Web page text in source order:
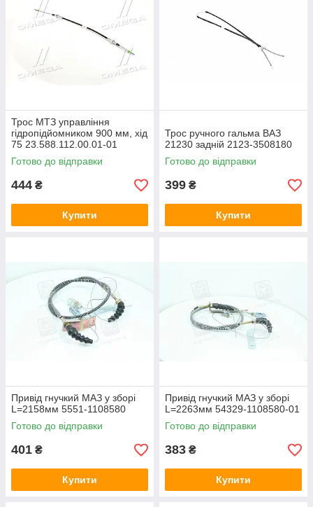
Трос МТЗ управління
гідропідйомником 900 мм, хід
75 23.588.112.00.01-01
Готово до відправки
444 ₴
Купити
Трос ручного гальма ВАЗ
21230 задній 2123-3508180
Готово до відправки
399 ₴
Купити
Привід гнучкий МАЗ у зборі
L=2158мм 5551-1108580
Готово до відправки
401 ₴
Купити
Привід гнучкий МАЗ у зборі
L=2263мм 54329-1108580-01
Готово до відправки
383 ₴
Купити